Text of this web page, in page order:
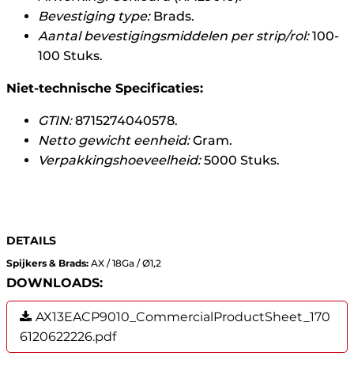
Bevestiging type:Brads.
Aantal bevestigingsmiddelen per strip/rol:100-
100 Stuks.
Niet-technische Specificaties:
GTIN:8715274040578.
Netto gewicht eenheid:Gram.
Verpakkingshoeveelheid:5000 Stuks.
DETAILS
Spijkers & Brads: AX / 18Ga / Ø1,2
DOWNLOADS:
AX13EACP9010_CommercialProductSheet_170
6120622226.pdf